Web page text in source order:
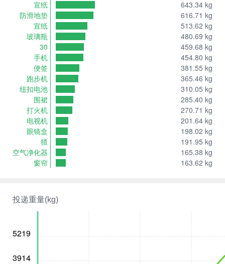
宣纸
643.34 kg
防滑地垫
616.71 kg
宣纸
513.62 kg
玻璃瓶
480.69 kg
30
459.68 kg
手机
454.80 kg
便签
381.55 kg
跑步机
365.46 kg
纽扣电池
310.05 kg
围裙
285.40 kg
打火机
270.71 kg
电视机
201.64 kg
眼镜盒
198.02 kg
猹
191.95 kg
空气净化器
165.38 kg
窗帘
163.62 kg
投递重量(kg)
5219
3914